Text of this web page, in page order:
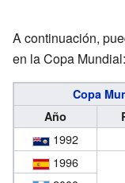
A continuación,
en la Copa Mundial:
Copa
Año
1992
1996